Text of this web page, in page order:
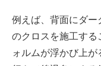
例えば、背面にダー
のクロスを施工する
ォルムが浮かび上